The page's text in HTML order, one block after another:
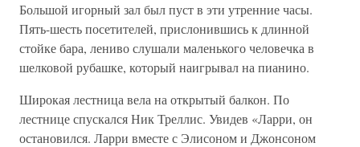
Большой игорный зал был пуст в эти утренние часы.
Пять-шесть посетителей, прислонившись к длинной
стойке бара, лениво слушали маленького человечка в
шелковой рубашке, который наигрывал на пианино.
Широкая лестница вела на открытый балкон. По
лестнице спускался Ник Треллис. Увидев «Ларри, он
остановился. Ларри вместе с Элисоном и Джонсоном